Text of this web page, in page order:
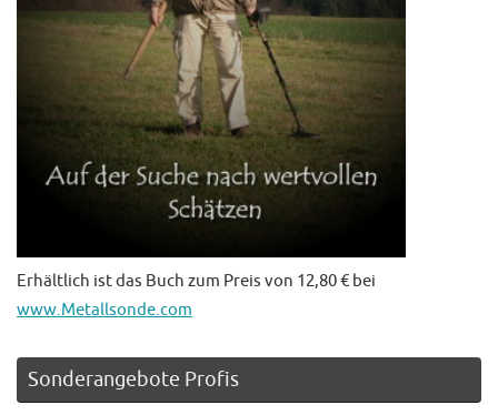
Erhältlich ist das Buch zum Preis von 12,80 € bei
www.Metallsonde.com
Sonderangebote Profis